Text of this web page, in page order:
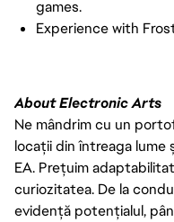
games.
Experience with
About Electronic Arts
Ne mândrim cu un
locații din întreaga
EA. Prețuim
curiozitatea. De la
evidență potențialul,